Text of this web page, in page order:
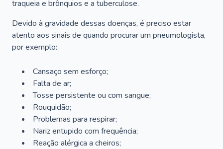
traqueia e brônquios e a tuberculose.
Devido à gravidade dessas doenças, é preciso estar
atento aos sinais de quando procurar um pneumologista,
por exemplo:
Cansaço sem esforço;
Falta de ar;
Tosse persistente ou com sangue;
Rouquidão;
Problemas para respirar;
Nariz entupido com frequência;
Reação alérgica a cheiros;